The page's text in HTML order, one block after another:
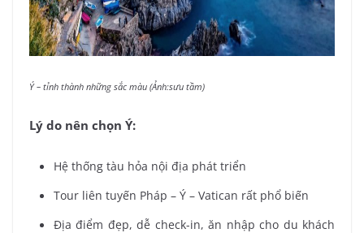
Ý – tỉnh thành những sắc màu (Ảnh:sưu tầm)
Lý do nên chọn Ý:
Hệ thống tàu hỏa nội địa phát triển
Tour liên tuyến Pháp – Ý – Vatican rất phổ biến
Địa điểm đẹp, dễ check-in, ăn nhập cho du khách